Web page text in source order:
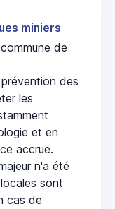
miniers
de
des
les
et en
accrue.
n'a été
sont
cas de